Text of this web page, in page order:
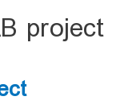
project